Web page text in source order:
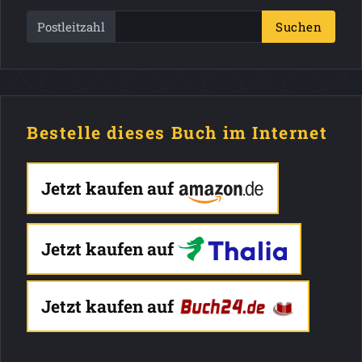
Postleitzahl Suchen
Bestelle dieses Buch im Internet
Jetzt kaufen auf
Jetzt kaufen auf
Jetzt kaufen auf